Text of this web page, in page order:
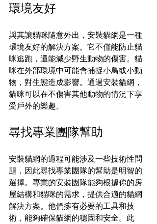
環境友好
與其讓貓咪隨意外出，安裝貓網是一種
環境友好的解決方案。它不僅能防止貓
咪逃跑，還能減少野生動物的傷害。貓
咪在外部環境中可能會捕捉小鳥或小動
物，對生態造成影響。通過安裝貓網，
貓咪可以在不傷害其他動物的情況下享
受戶外的樂趣。
尋找專業團隊幫助
安裝貓網的過程可能涉及一些技術性問
題，因此尋找專業團隊的幫助是明智的
選擇。專業的安裝團隊能夠根據你的房
屋結構和貓咪的需求，提供合適的貓網
解決方案。他們擁有必要的工具和技
術，能夠確保貓網的穩固和安全。此